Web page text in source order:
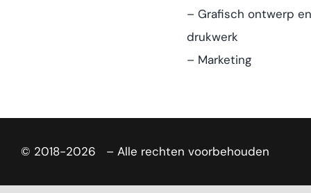
– Grafisch ontwerp
drukwerk
– Marketing
© 2018-2026 – Alle rechten voorbehouden